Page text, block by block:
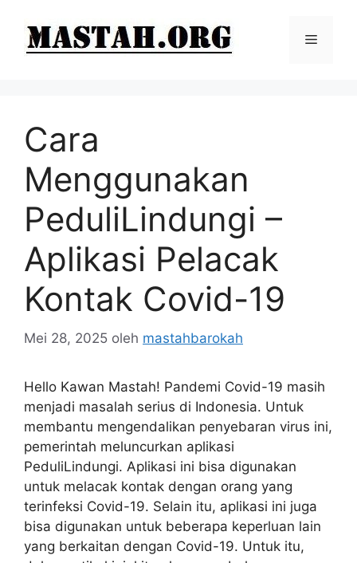
Menu
Cara
Menggunakan
PeduliLindungi –
Aplikasi Pelacak
Kontak Covid-19
Mei 28, 2025 oleh mastahbarokah
Hello Kawan Mastah! Pandemi Covid-19 masih
menjadi masalah serius di Indonesia. Untuk
membantu mengendalikan penyebaran virus ini,
pemerintah meluncurkan aplikasi
PeduliLindungi. Aplikasi ini bisa digunakan
untuk melacak kontak dengan orang yang
terinfeksi Covid-19. Selain itu, aplikasi ini juga
bisa digunakan untuk beberapa keperluan lain
yang berkaitan dengan Covid-19. Untuk itu,